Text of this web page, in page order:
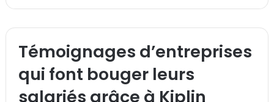
Témoignages d’entreprises
qui font bouger leurs
salariés grâce à Kiplin